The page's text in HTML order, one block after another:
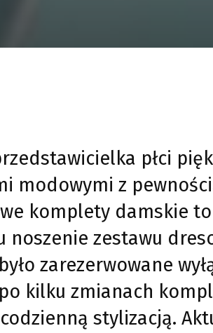
płci
modowymi z
komplety damskie
noszenie zestawu
zarezerwowane
kilku zmianach
stylizacją.